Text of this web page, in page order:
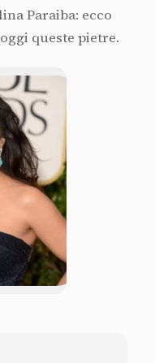
Paraiba: ecco
queste pietre.